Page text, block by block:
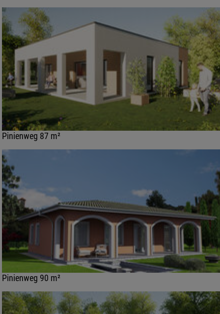
Pinienweg 87 m²
Pinienweg 90 m²